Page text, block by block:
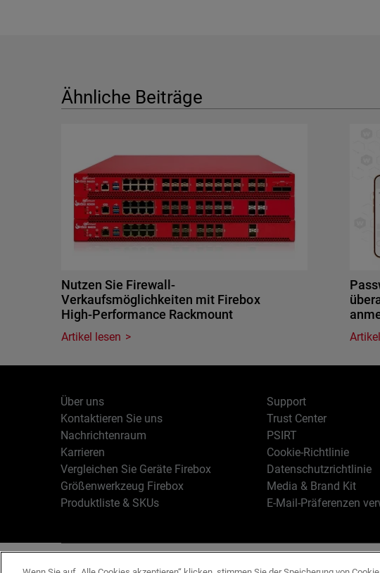
Ähnliche Beiträge
Nutzen Sie Firewall-
Verkaufsmöglichkeiten mit Firebox
High-Performance Rackmount
Artikel lesen
Über uns
Kontaktieren Sie uns
Nachrichtenraum
Karrieren
Vergleichen Sie Geräte Firebox
Größenwerkzeug Firebox
Produktliste & SKUs
Support
Trust Center
PSIRT
Cookie-Richtlinie
Datenschutzrichtlinie
Media & Brand Kit
E-Mail-Präferenzen
Copyright © 1996-2026